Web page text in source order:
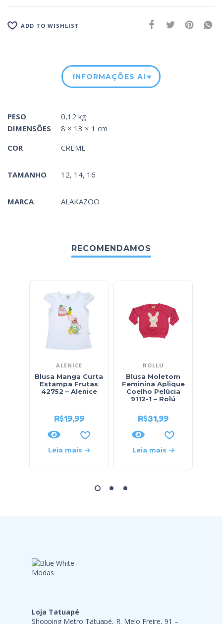
ADD TO WISHLIST
INFORMAÇÕES ADICIONAIS
PESO
0,12 kg
DIMENSÕES
8 × 13 × 1 cm
COR
CREME
TAMANHO 12, 14, 16
MARCA ALAKAZOO
RECOMENDAMOS
ALENICE
Blusa Manga Curta
Estampa Frutas
42752 – Alenice
R$19,99
Leia mais
ROLLU
Blusa Moletom
Feminina Aplique
Coelho Pelúcia
9112-1 – Rolú
R$31,99
Leia mais
Loja Tatuapé
Shopping Metro Tatuapé, R. Melo Freire, 91 –